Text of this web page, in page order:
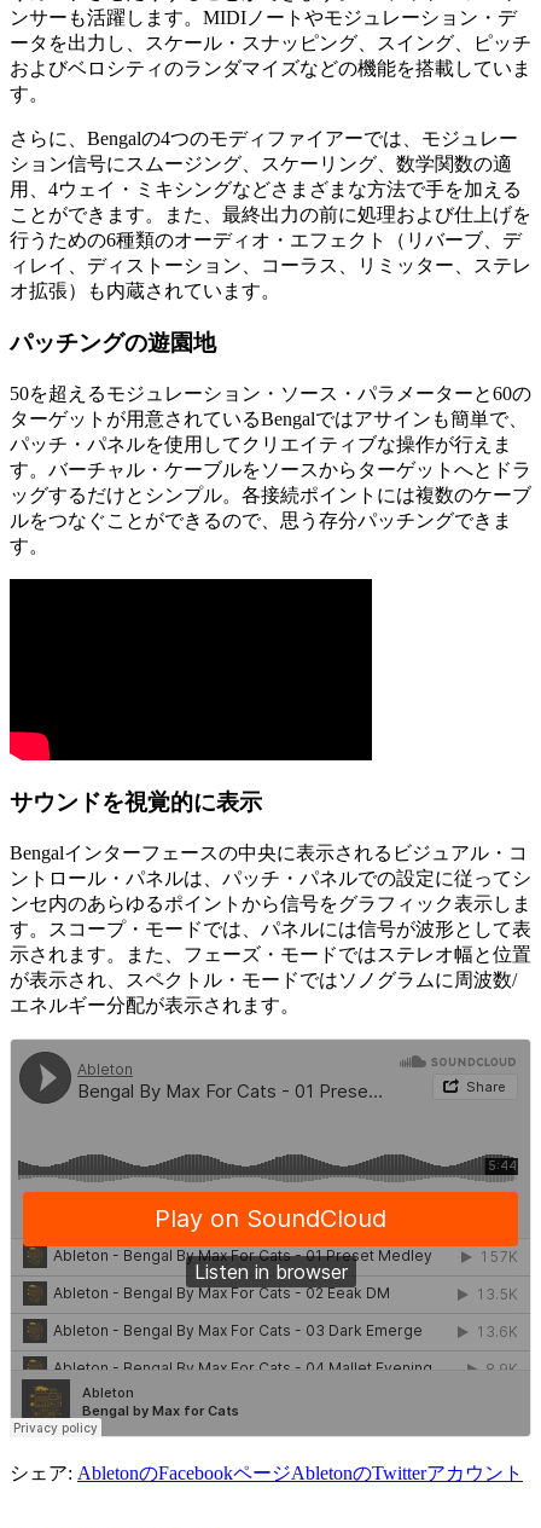
ンサーも活躍します。MIDIノートやモジュレーション・デ
ータを出力し、スケール・スナッピング、スイング、ピッチ
およびベロシティのランダマイズなどの機能を搭載していま
す。
さらに、Bengalの4つのモディファイアーでは、モジュレー
ション信号にスムージング、スケーリング、数学関数の適
用、4ウェイ・ミキシングなどさまざまな方法で手を加える
ことができます。また、最終出力の前に処理および仕上げを
行うための6種類のオーディオ・エフェクト（リバーブ、デ
ィレイ、ディストーション、コーラス、リミッター、ステレ
オ拡張）も内蔵されています。
パッチングの遊園地
50を超えるモジュレーション・ソース・パラメーターと60の
ターゲットが用意されているBengalではアサインも簡単で、
パッチ・パネルを使用してクリエイティブな操作が行えま
す。バーチャル・ケーブルをソースからターゲットへとドラ
ッグするだけとシンプル。各接続ポイントには複数のケーブ
ルをつなぐことができるので、思う存分パッチングできま
す。
サウンドを視覚的に表示
Bengalインターフェースの中央に表示されるビジュアル・コ
ントロール・パネルは、パッチ・パネルでの設定に従ってシ
ンセ内のあらゆるポイントから信号をグラフィック表示しま
す。スコープ・モードでは、パネルには信号が波形として表
示されます。また、フェーズ・モードではステレオ幅と位置
が表示され、スペクトル・モードではソノグラムに周波数/
エネルギー分配が表示されます。
シェア: AbletonのFacebookページAbletonのTwitterアカウント